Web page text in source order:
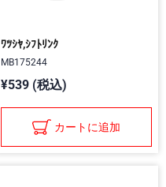
ﾜﾂｼﾔ,ｼﾌﾄﾘﾝｸ
MB175244
¥539 (税込)
カートに追加